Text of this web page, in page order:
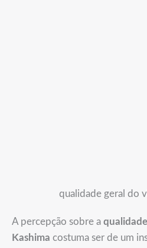
qualidade geral do
A percepção sobre a
Kashima costuma ser de um